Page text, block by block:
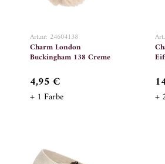
Art.nr: 24604138
Charm London
Buckingham 138 Creme
4,95 €
+ 1 Farbe +